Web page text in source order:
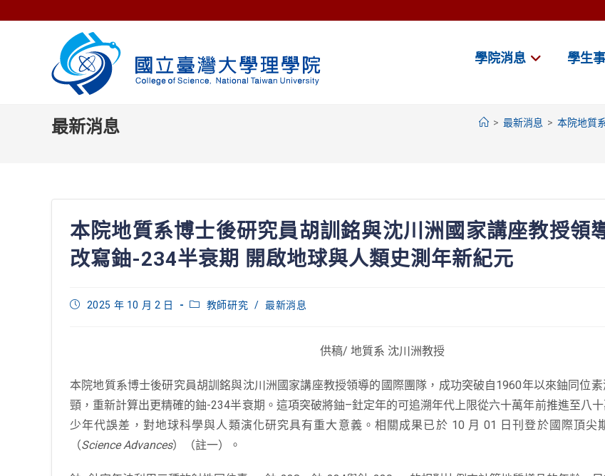
學院消息 學生
最新消息 > 最新消息 > 本院地質
本院地質系博士後研究員胡訓銘與沈川洲國家講座教授領
改寫鈾-234半衰期 開啟地球與人類史測年新紀元
Post2025 年 10 月 2 日
Post教師研究 / 最新消息
供稿/ 地質系 沈川洲教授
本院地質系博士後研究員胡訓銘與沈川洲國家講座教授領導的國際團隊，成功突破自1960年以來鈾同位
頸，重新計算出更精確的鈾-234半衰期。這項突破將鈾–釷定年的可追溯年代上限從六十萬年前推進至八
少年代誤差，對地球科學與人類演化研究具有重大意義。相關成果已於 10 月 01 日刊登於國際頂尖
（Science Advances）（註一）。